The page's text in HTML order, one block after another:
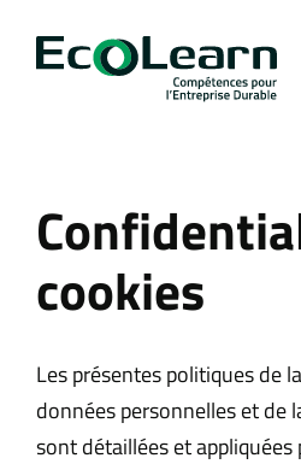
cookies
Les présentes politiques de
données personnelles et de
sont détaillées et appliquées